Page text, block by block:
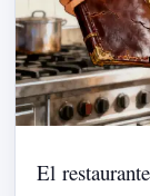
El restaurante